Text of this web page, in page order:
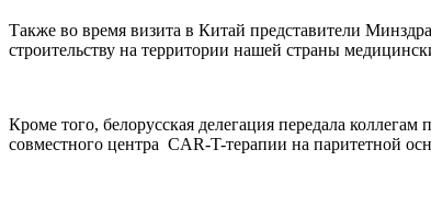
Также во время визита в Китай представители
строительству на территории нашей страны
Кроме того, белорусская делегация передала
совместного центра CAR-T-терапии на паритетной